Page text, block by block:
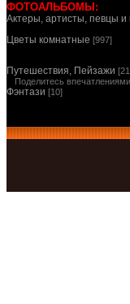
ФОТОАЛЬБОМЫ:
Актеры, артисты, певцы и
Цветы комнатные [997]
Путешествия, Пейзажи
Поделитесь
Фэнтази [10]